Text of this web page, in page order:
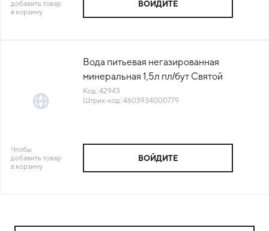
добавить товар
в корзину
ВОЙДИТЕ
Вода питьевая негазированная
минеральная 1,5л пл/бут Святой
источник Россия (КОД 42943) (+18°С)
Код: 42943
Штрих-код: 4603934000779
Чтобы
добавить товар
в корзину
ВОЙДИТЕ